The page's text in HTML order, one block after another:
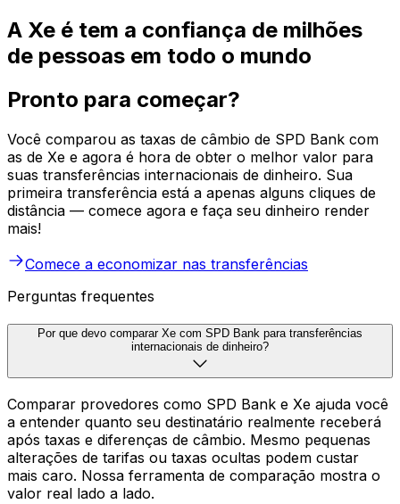
A Xe é tem a confiança de milhões
de pessoas em todo o mundo
Pronto para começar?
Você comparou as taxas de câmbio de SPD Bank com
as de Xe e agora é hora de obter o melhor valor para
suas transferências internacionais de dinheiro. Sua
primeira transferência está a apenas alguns cliques de
distância — comece agora e faça seu dinheiro render
mais!
Comece a economizar nas transferências
Perguntas frequentes
Por que devo comparar Xe com SPD Bank para transferências
internacionais de dinheiro?
Comparar provedores como SPD Bank e Xe ajuda você
a entender quanto seu destinatário realmente receberá
após taxas e diferenças de câmbio. Mesmo pequenas
alterações de tarifas ou taxas ocultas podem custar
mais caro. Nossa ferramenta de comparação mostra o
valor real lado a lado.